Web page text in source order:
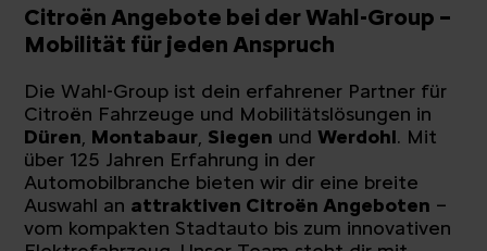
Citroën Angebote bei der Wahl-Group –
Mobilität für jeden Anspruch
Die Wahl-Group ist dein erfahrener Partner für
Citroën Fahrzeuge und Mobilitätslösungen in
Düren, Montabaur, Siegen undWerdohl. Mit
über 125 Jahren Erfahrung in der
Automobilbranche bieten wir dir eine breite
Auswahl an attraktiven Citroën Angeboten –
vom kompakten Stadtauto bis zum innovativen